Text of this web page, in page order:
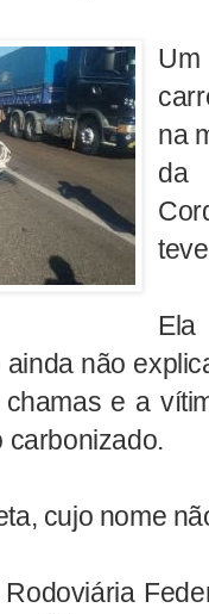
na
da
Ela
não
e a
carbonizado.
cujo nome